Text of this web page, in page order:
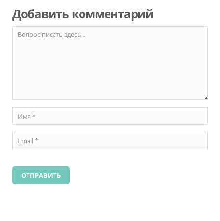
Добавить комментарий